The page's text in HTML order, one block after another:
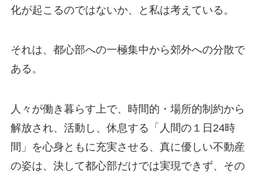
化が起こるのではないか、と私は考えている。
それは、都心部への一極集中から郊外への分散で
ある。
人々が働き暮らす上で、時間的・場所的制約から
解放され、活動し、休息する「人間の１日24時
間」を心身ともに充実させる、真に優しい不動産
の姿は、決して都心部だけでは実現できず、その